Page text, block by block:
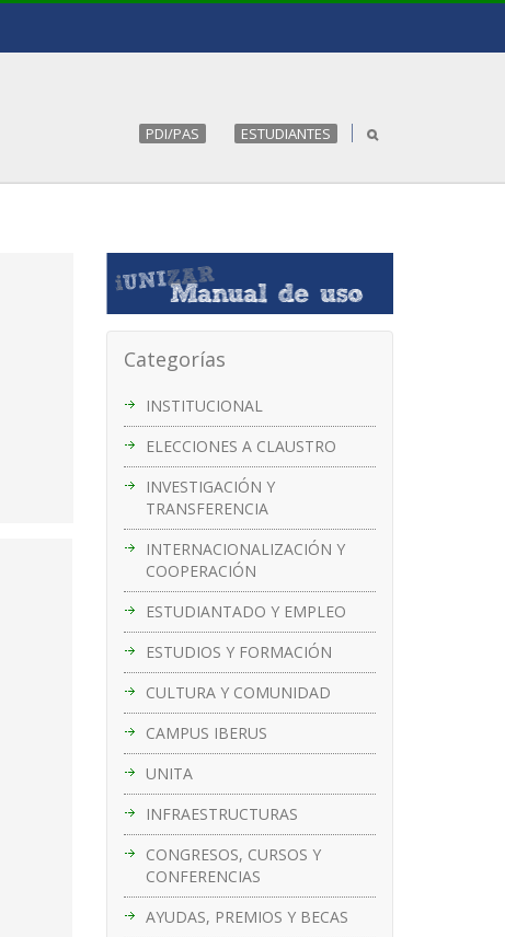
PDI/PAS ESTUDIANTES
Categorías
INSTITUCIONAL
ELECCIONES A CLAUSTRO
INVESTIGACIÓN Y
TRANSFERENCIA
INTERNACIONALIZACIÓN Y
COOPERACIÓN
ESTUDIANTADO Y EMPLEO
ESTUDIOS Y FORMACIÓN
CULTURA Y COMUNIDAD
CAMPUS IBERUS
UNITA
INFRAESTRUCTURAS
CONGRESOS, CURSOS Y
CONFERENCIAS
AYUDAS, PREMIOS Y BECAS